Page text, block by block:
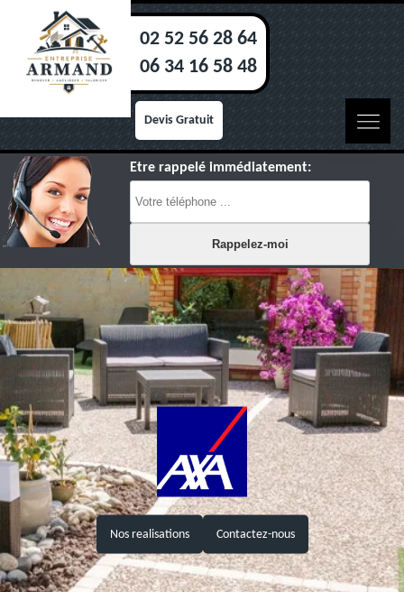
02 52 56 28 64
06 34 16 58 48
Devis Gratuit
Etre rappelé immédiatement:
Nos realisations Contactez-nous